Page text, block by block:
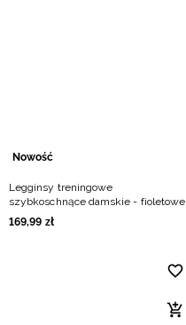
Nowość
Legginsy treningowe
szybkoschnące damskie - fioletowe
169,99 zł